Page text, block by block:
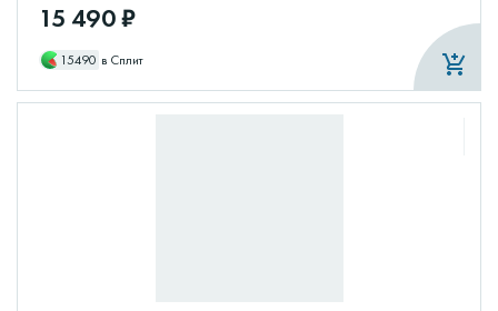
15 490 ₽
15490 в Сплит